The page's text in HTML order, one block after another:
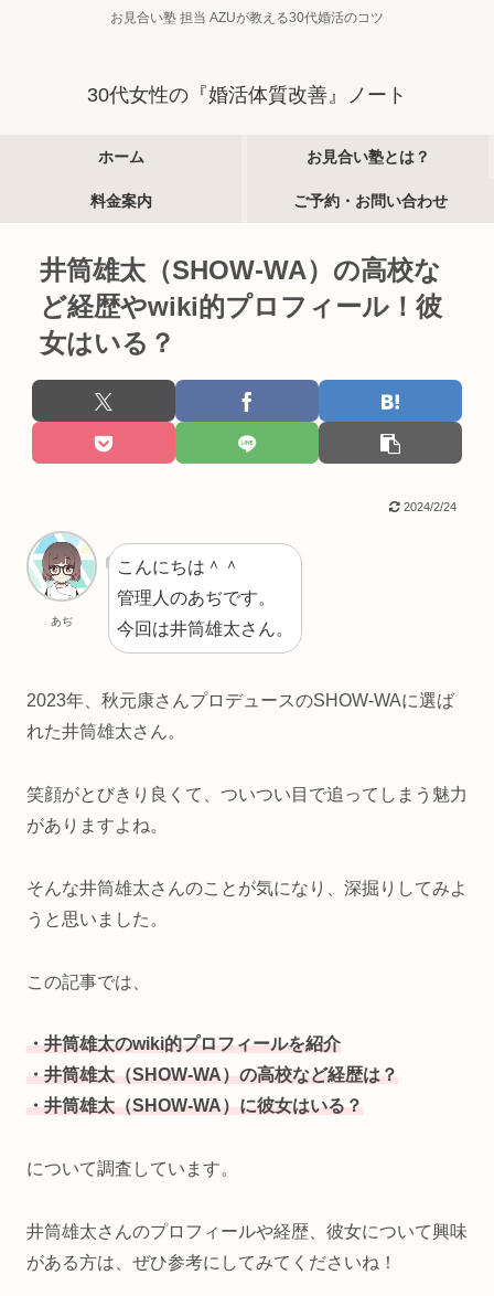
お見合い塾 担当 AZUが教える30代婚活のコツ
30代女性の『婚活体質改善』ノート
ホーム お見合い塾とは？
料金案内 ご予約・お問い合わせ
井筒雄太（SHOW-WA）の高校な
ど経歴やwiki的プロフィール！彼
女はいる？
2024/2/24
あぢ
こんにちは＾＾
管理人のあぢです。
今回は井筒雄太さん。
2023年、秋元康さんプロデュースのSHOW-WAに選ば
れた井筒雄太さん。
笑顔がとびきり良くて、ついつい目で追ってしまう魅力
がありますよね。
そんな井筒雄太さんのことが気になり、深掘りしてみよ
うと思いました。
この記事では、
・井筒雄太のwiki的プロフィールを紹介
・井筒雄太（SHOW-WA）の高校など経歴は？
・井筒雄太（SHOW-WA）に彼女はいる？
について調査しています。
井筒雄太さんのプロフィールや経歴、彼女について興味
がある方は、ぜひ参考にしてみてくださいね！